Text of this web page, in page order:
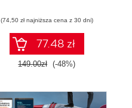
(74,50 zł najniższa cena z 30 dni)
77.48 zł
149.00zł (-48%)